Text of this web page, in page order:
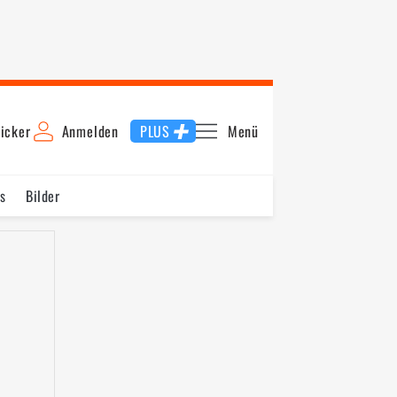
Anmelden PLUS Menü
Bilder